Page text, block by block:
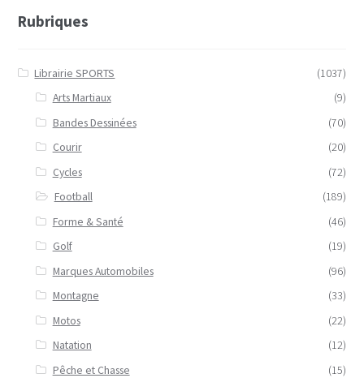
Rubriques
Librairie SPORTS
(1037)
Arts Martiaux
(9)
Bandes Dessinées
(70)
Courir
(20)
Cycles
(72)
Football
(189)
Forme & Santé
(46)
Golf
(19)
Marques Automobiles
(96)
Montagne
(33)
Motos
(22)
Natation
(12)
Pêche et Chasse
(15)